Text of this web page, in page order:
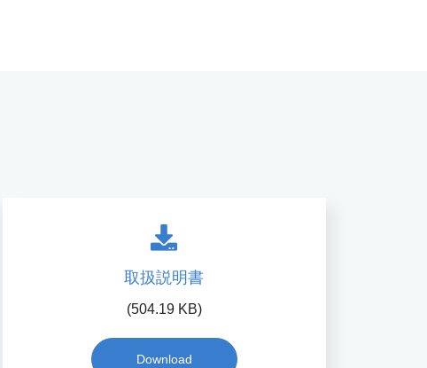
取扱説明書
(504.19 KB)
Download